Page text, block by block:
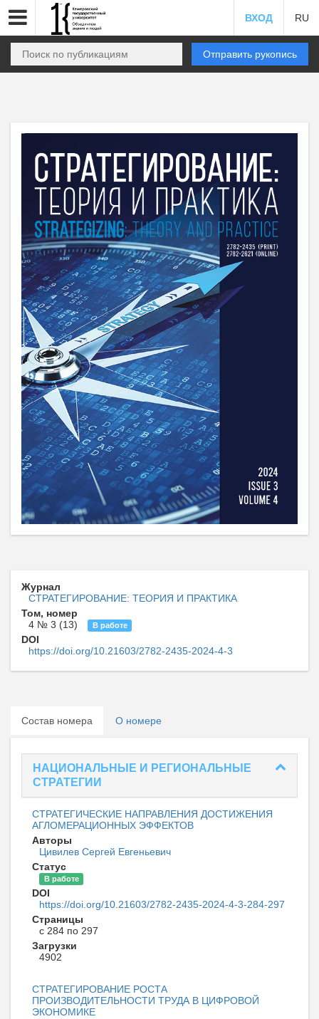
ВХОД RU
Отправить рукопись
Журнал
CТРАТЕГИРОВАНИЕ: ТЕОРИЯ И ПРАКТИКА
Том, номер
4 № 3 (13)
В работе
DOI
https://doi.org/10.21603/2782-2435-2024-4-3
Состав номера О номере
НАЦИОНАЛЬНЫЕ И РЕГИОНАЛЬНЫЕ
СТРАТЕГИИ
СТРАТЕГИЧЕСКИЕ НАПРАВЛЕНИЯ ДОСТИЖЕНИЯ
АГЛОМЕРАЦИОННЫХ ЭФФЕКТОВ
Авторы
Цивилев Сергей Евгеньевич
Статус
В работе
DOI
https://doi.org/10.21603/2782-2435-2024-4-3-284-297
Страницы
с 284 по 297
Загрузки
4902
СТРАТЕГИРОВАНИЕ РОСТА
ПРОИЗВОДИТЕЛЬНОСТИ ТРУДА В ЦИФРОВОЙ
ЭКОНОМИКЕ